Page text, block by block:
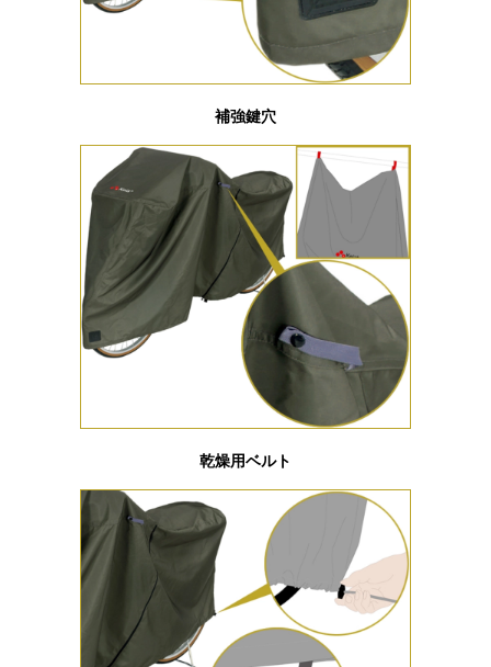
補強鍵穴
乾燥用ベルト